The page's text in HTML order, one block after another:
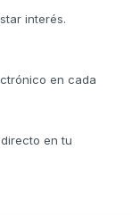
interés.
en cada
en tu